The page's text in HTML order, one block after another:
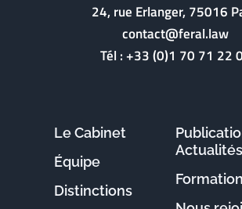
24, rue Erlanger, 75016
contact@feral.law
Tél :+33 (0)1 70 71 22
Le Cabinet
Équipe
Distinctions
Actualités